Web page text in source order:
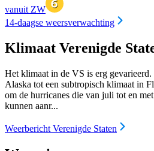
vanuit ZW
14-daagse weersverwachting
Klimaat Verenigde
Het klimaat in de VS is erg
Alaska tot een subtropisch klimaat in
om de hurricanes die van juli tot en
kunnen aanr...
Weerbericht Verenigde Staten